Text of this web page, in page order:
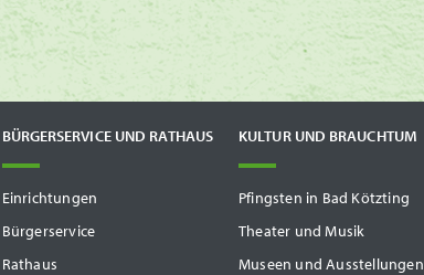
BÜRGERSERVICE UND RATHAUS
Einrichtungen
Bürgerservice
Rathaus
KULTUR UND BRAUCHTUM
Pfingsten in Bad Kötzting
Theater und Musik
Museen und Ausstellungen